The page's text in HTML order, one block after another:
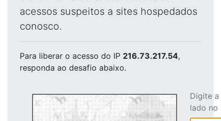
acessos suspeitos a sites hospedados
conosco.
Para liberar o acesso do IP 216.73.217.54,
responda ao desafio abaixo.
Digite
lado no